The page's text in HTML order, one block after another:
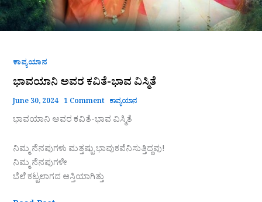
ಕಾವ್ಯಯಾನ
ಭಾವಯಾನಿ ಅವರ ಕವಿತೆ-ಭಾವ ವಿಸ್ಮಿತೆ
June 30, 2024 1 Comment ಕಾವ್ಯಯಾನ
ಭಾವಯಾನಿ ಅವರ ಕವಿತೆ-ಭಾವ ವಿಸ್ಮಿತೆ
ನಿಮ್ಮ ನೆನಪುಗಳು ಮತ್ತಷ್ಟು ಭಾವುಕವೆನಿಸುತ್ತಿದ್ದವು!
ನಿಮ್ಮ ನೆನಪುಗಳೇ
ಬೆಲೆ ಕಟ್ಟಲಾಗದ ಆಸ್ತಿಯಾಗಿತ್ತು